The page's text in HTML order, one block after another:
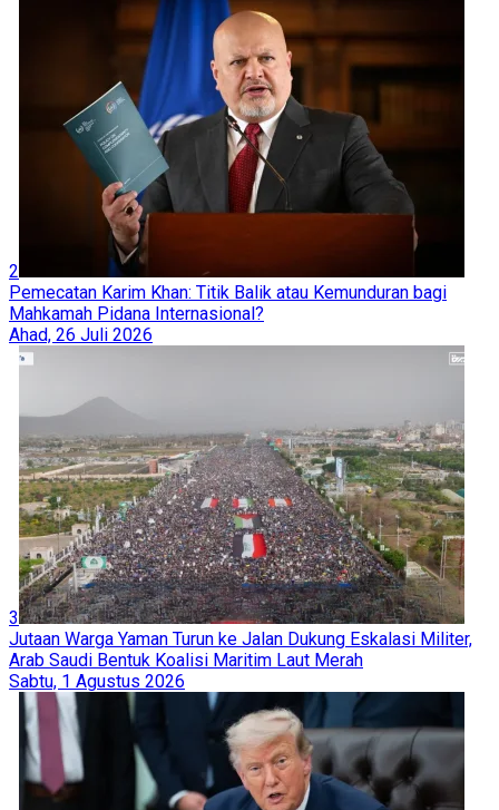
2
Pemecatan Karim Khan: Titik Balik atau Kemunduran bagi
Mahkamah Pidana Internasional?
Ahad, 26 Juli 2026
3
Jutaan Warga Yaman Turun ke Jalan Dukung Eskalasi Militer,
Arab Saudi Bentuk Koalisi Maritim Laut Merah
Sabtu, 1 Agustus 2026